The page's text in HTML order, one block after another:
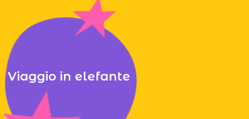
Viaggio in elefante